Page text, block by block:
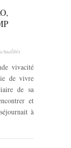
vivacité
de vivre
de sa
et
à